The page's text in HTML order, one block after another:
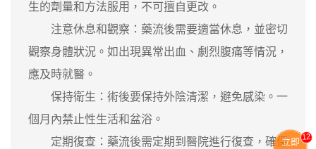
生的劑量和方法服用，不可擅自更改。
注意休息和觀察：藥流後需要適當休息，並密切
觀察身體狀況。如出現異常出血、劇烈腹痛等情況，
應及時就醫。
保持衛生：術後要保持外陰清潔，避免感染。一
個月內禁止性生活和盆浴。
定期復查：藥流後需定期到醫院進行復查，確保立即 11